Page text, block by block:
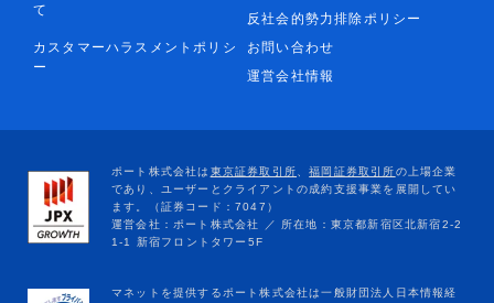
て
反社会的勢力排除ポリシー
カスタマーハラスメントポリシ
ー
お問い合わせ
運営会社情報